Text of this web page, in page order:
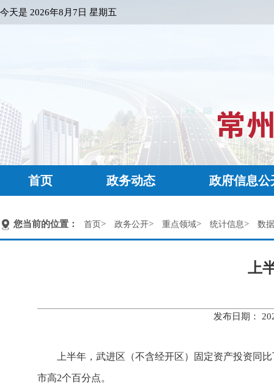
今天是 2026年8月7日 星期五
首页 政务动态 政府信息公
您当前的位置： 首页> 政务公开> 重点领域> 统计信息> 数
上
发布日期：
上半年，武进区（不含经开区）固定资产投资同
市高2个百分点。